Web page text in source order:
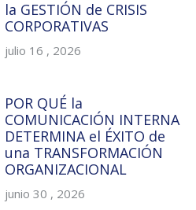
la GESTIÓN de CRISIS
CORPORATIVAS
julio 16 , 2026
POR QUÉ la
COMUNICACIÓN INTERNA
DETERMINA el ÉXITO de
una TRANSFORMACIÓN
ORGANIZACIONAL
junio 30 , 2026